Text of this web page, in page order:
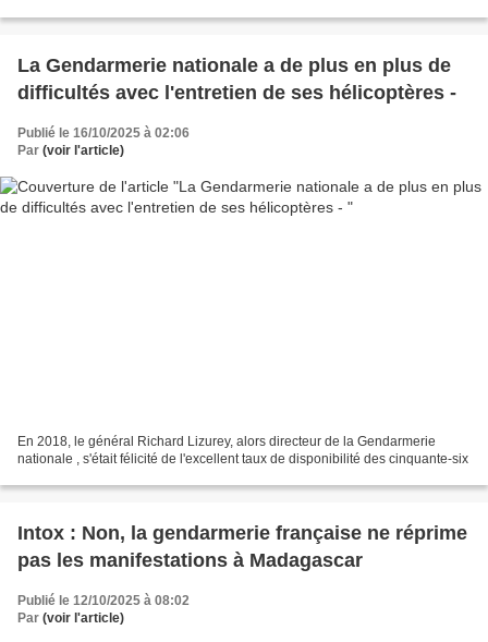
La Gendarmerie nationale a de plus en plus de
difficultés avec l'entretien de ses hélicoptères -
Publié le 16/10/2025 à 02:06
Par (voir l'article)
En 2018, le général Richard Lizurey, alors directeur de la Gendarmerie
nationale , s'était félicité de l'excellent taux de disponibilité des cinquante-six
Intox : Non, la gendarmerie française ne réprime
pas les manifestations à Madagascar
Publié le 12/10/2025 à 08:02
Par (voir l'article)